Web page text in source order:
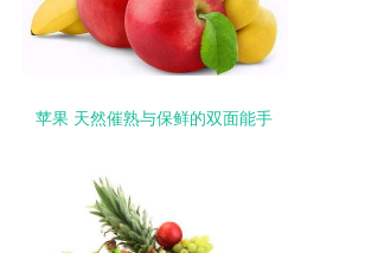
苹果 天然催熟与保鲜的双面能手